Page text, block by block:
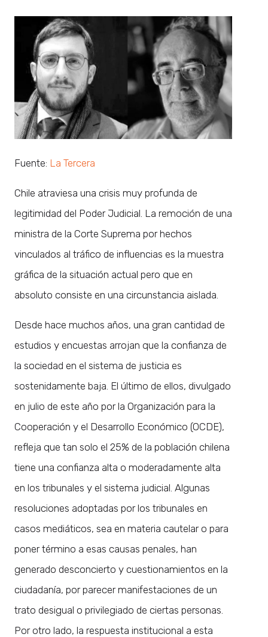
Fuente: La Tercera
Chile atraviesa una crisis muy profunda de
legitimidad del Poder Judicial. La remoción de una
ministra de la Corte Suprema por hechos
vinculados al tráfico de influencias es la muestra
gráfica de la situación actual pero que en
absoluto consiste en una circunstancia aislada.
Desde hace muchos años, una gran cantidad de
estudios y encuestas arrojan que la confianza de
la sociedad en el sistema de justicia es
sostenidamente baja. El último de ellos, divulgado
en julio de este año por la Organización para la
Cooperación y el Desarrollo Económico (OCDE),
refleja que tan solo el 25% de la población chilena
tiene una confianza alta o moderadamente alta
en los tribunales y el sistema judicial. Algunas
resoluciones adoptadas por los tribunales en
casos mediáticos, sea en materia cautelar o para
poner término a esas causas penales, han
generado desconcierto y cuestionamientos en la
ciudadanía, por parecer manifestaciones de un
trato desigual o privilegiado de ciertas personas.
Por otro lado, la respuesta institucional a esta